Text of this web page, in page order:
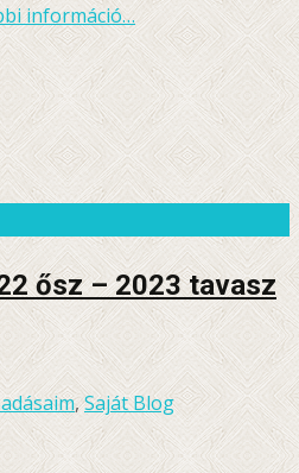
információ…
ősz – 2023 tavasz
,Saját Blog